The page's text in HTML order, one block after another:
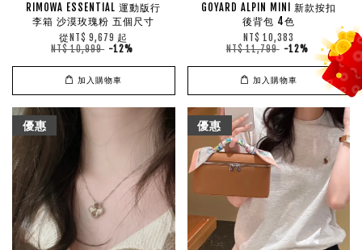
RIMOWA ESSENTIAL 運動版行
李箱 沙漠玫瑰粉 五個尺寸
從NT$ 9,679 起
NT$ 10,999 -12%
加入購物車
GOYARD ALPIN MINI 新款按扣
後背包 4色
NT$ 10,383
NT$ 11,799 -12%
加入購物車
優惠 優惠